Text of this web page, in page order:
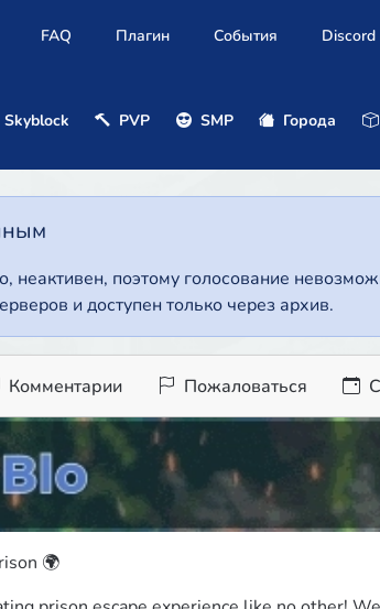
FAQ Плагин События Discord
Skyblock PVP SMP Города
неактивен, поэтому голосование
и доступен только через архив.
Комментарии Пожаловаться
🌍